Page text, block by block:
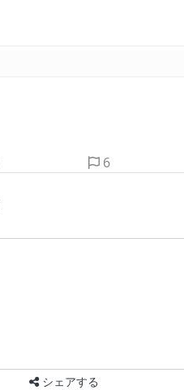
6
シェアする